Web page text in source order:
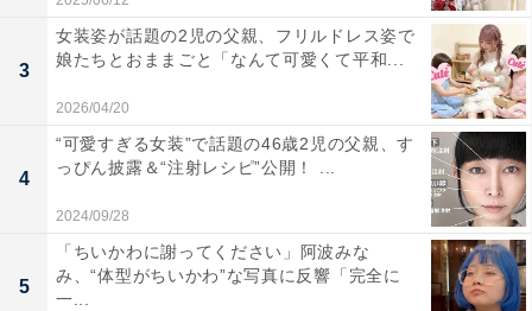
3
女装姿が話題の2児の父親、フリルドレス姿で
娘たちとおままごと「なんて可愛くて平和...
2026/04/20
4
“可愛すぎる女装”で話題の46歳2児の父親、す
っぴん披露＆“注射レシピ”公開！ ...
2024/09/28
5
「ちいかわに謝ってください」阿波みな
み、“体型がちいかわ”な写真に反響「完全に
一...